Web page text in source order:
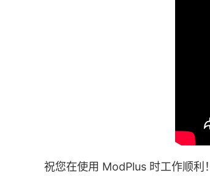
祝您在使用 ModPlus 时工作顺利！